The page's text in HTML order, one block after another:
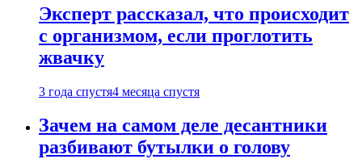
Эксперт рассказал, что происходит
с организмом, если проглотить
жвачку
3 года спустя4 месяца спустя
Зачем на самом деле десантники
разбивают бутылки о голову